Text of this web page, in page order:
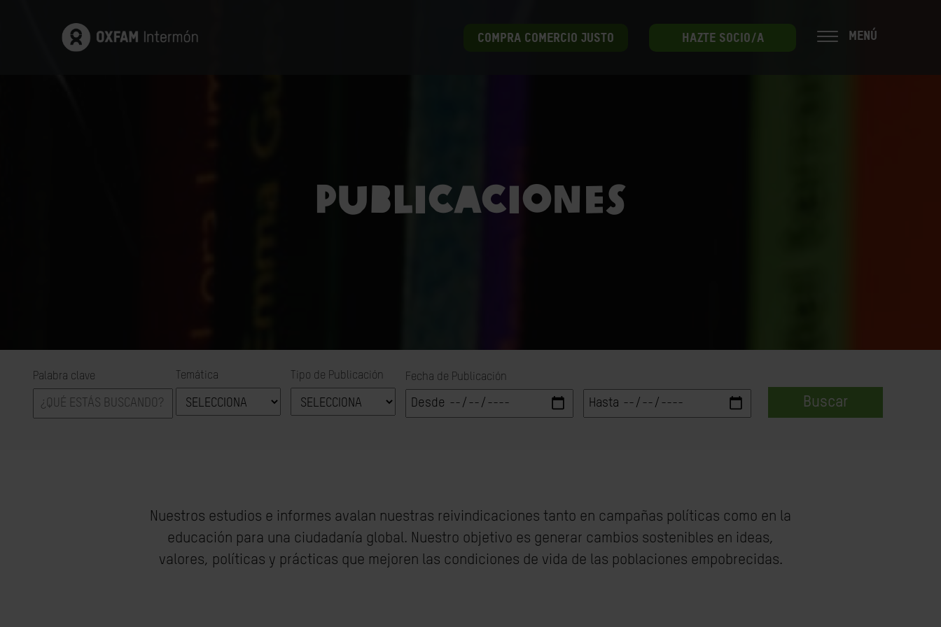
COMPRA COMERCIO JUSTO HAZTE SOCIO/A MENÚ
Publicaciones
Palabra clave Temática Tipo de Publicación Fecha de Publicación
Buscar
Nuestros estudios e informes avalan nuestras reivindicaciones tanto en campañas políticas como en la
educación para una ciudadanía global. Nuestro objetivo es generar cambios sostenibles en ideas,
valores, políticas y prácticas que mejoren las condiciones de vida de las poblaciones empobrecidas.